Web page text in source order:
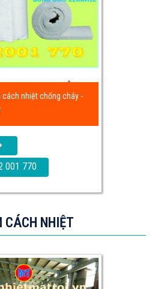
cách nhiệt chống cháy -
001 770
CÁCH NHIỆT